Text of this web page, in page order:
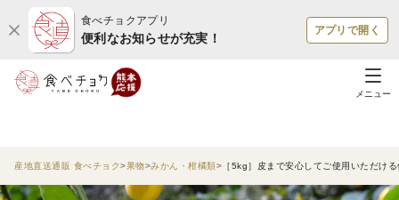
食べチョクアプリ
便利なお知らせが充実！
アプリで開く
メニュー
産地直送通販 食べチョク 果物 みかん・柑橘類 ［5kg］皮まで安心してご使用いただけ